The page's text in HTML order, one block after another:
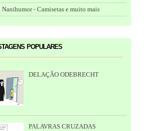
- Camisetas e muito mais
populares
DELAÇÃO ODEBRECHT
PALAVRAS CRUZADAS